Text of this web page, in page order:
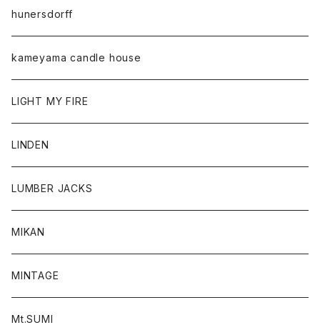
hunersdorff
kameyama candle house
LIGHT MY FIRE
LINDEN
LUMBER JACKS
MIKAN
MINTAGE
Mt.SUMI